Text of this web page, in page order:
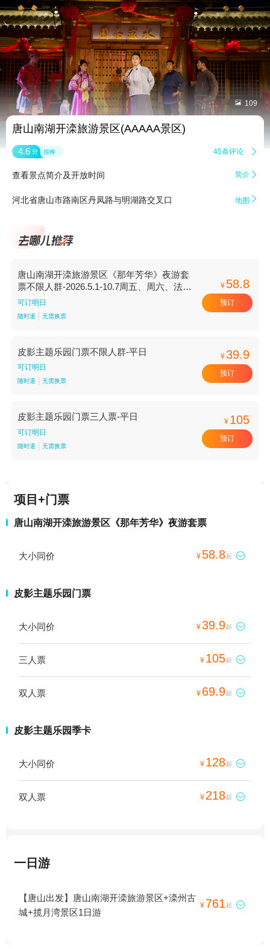
 109
唐山南湖开滦旅游景区(AAAAA景区)
4.6 分 很棒 45条评论 
查看景点简介及开放时间 简介 
河北省唐山市路南区丹凤路与明湖路交叉口 地图 
唐山南湖开滦旅游景区《那年芳华》夜游套
票不限人群-2026.5.1-10.7周五、周六、法定
假期可用
可订明日
随时退 无需换票
¥ 58.8
预订
皮影主题乐园门票不限人群-平日
可订明日
随时退 无需换票
¥39.9
预订
皮影主题乐园门票三人票-平日
可订明日
随时退 无需换票
¥ 105
预订
项目+门票
唐山南湖开滦旅游景区《那年芳华》夜游套票
大小同价 ¥ 58.8起 
皮影主题乐园门票
大小同价 ¥39.9起 
三人票 ¥ 105起 
双人票 ¥ 69.9起 
皮影主题乐园季卡
大小同价 ¥ 128起 
双人票 ¥ 218起 
一日游
【唐山出发】唐山南湖开滦旅游景区+滦州古
城+揽月湾景区1日游
¥ 761 起 
